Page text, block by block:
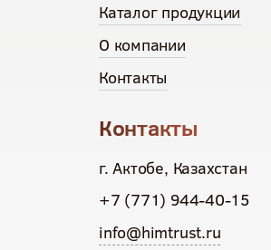
Каталог продукции
О компании
Контакты
Контакты
г. Актобе, Казахстан
+7 (771) 944-40-15
info@himtrust.ru